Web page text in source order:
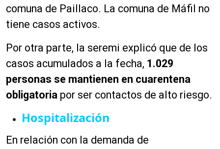
comuna de Paillaco. La comuna de Máfil no
tiene casos activos.
Por otra parte, la seremi explicó que de los
casos acumulados a la fecha, 1.029
personas se mantienen en cuarentena
obligatoria por ser contactos de alto riesgo.
Hospitalización
En relación con la demanda de